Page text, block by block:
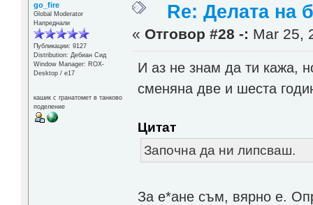
go_fire
Global Moderator
Напреднали
Публикации: 9127
Distribution: Дебиан Сид
Window Manager: ROX-
Desktop / е17
кашик с гранатомет в танково
поделение
Re: Делата на
« Отговор #28 -: Mar 25,
И аз не знам да ти кажа,
сменяна две и шеста
Цитат
Започна да ни липсваш.
За е*ане съм, вярно е.